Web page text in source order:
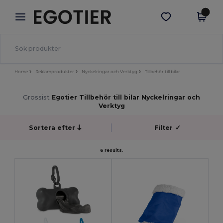
× Egotier-app
Bättre priser i appen!
Hämta app
Home Reklamprodukter Nyckelringar och Verktyg Tillbehör till bilar
Grossist Egotier Tillbehör till bilar Nyckelringar och
Verktyg
Sortera efter Filter ✓
6 results.